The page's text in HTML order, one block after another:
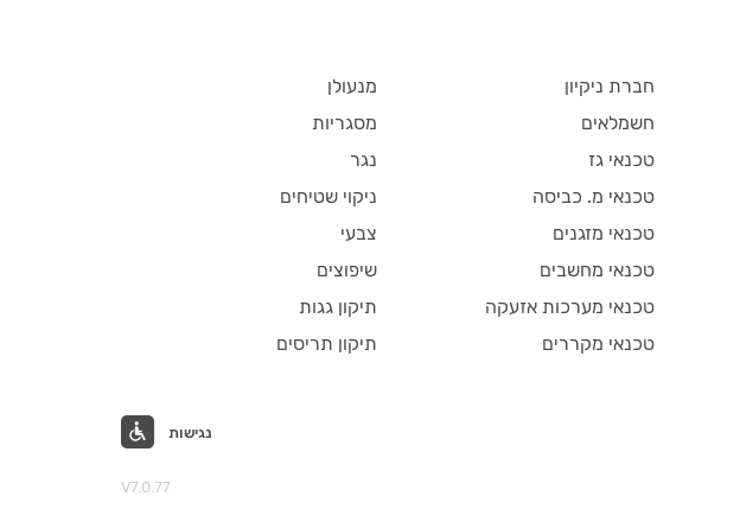
חברת ניקיון
חשמלאים
טכנאי גז
טכנאי מ. כביסה
טכנאי מזגנים
טכנאי מחשבים
טכנאי מערכות אזעקה
טכנאי מקררים
מנעולן
מסגריות
נגר
ניקוי שטיחים
צבעי
שיפוצים
תיקון גגות
תיקון תריסים
נגישות
V7.0.77